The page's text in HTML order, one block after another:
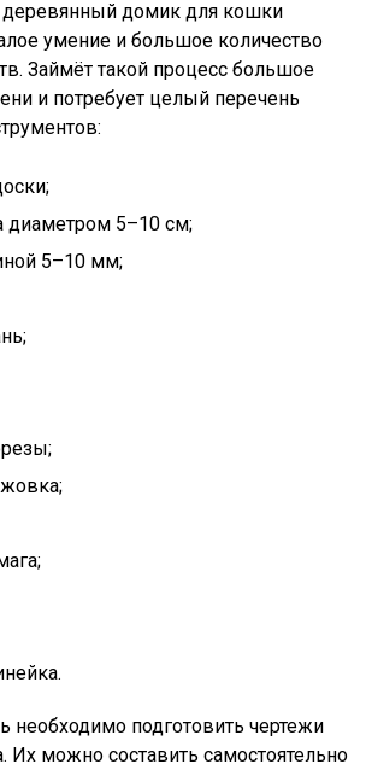
деревянный домик для кошки
умение и большое количество
Займёт такой процесс большое
и потребует целый перечень
диаметром 5–10 см;
5–10 мм;
необходимо подготовить чертежи
Их можно составить самостоятельно